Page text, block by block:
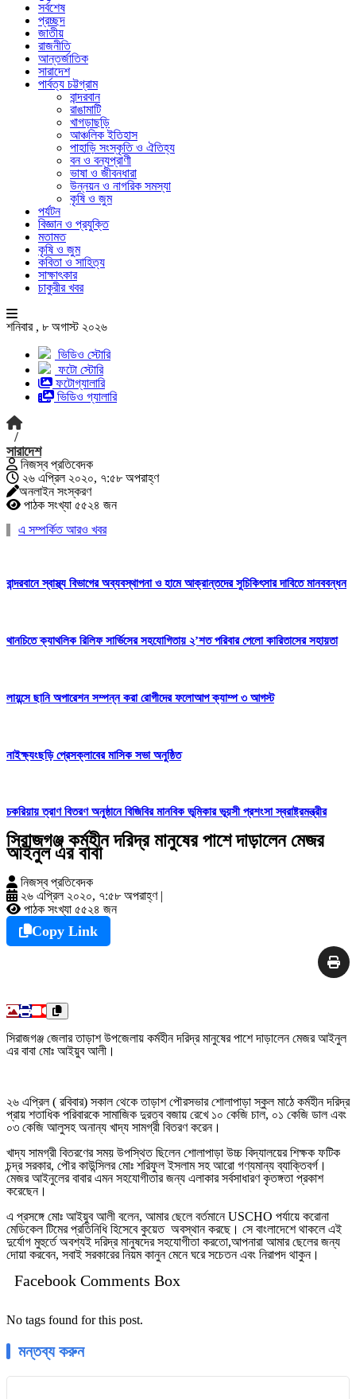
সর্বশেষ
প্রচ্ছদ
জাতীয়
রাজনীতি
আন্তর্জাতিক
সারাদেশ
পার্বত্য চট্টগ্রাম
বান্দরবান
রাঙামাটি
খাগড়াছড়ি
আঞ্চলিক ইতিহাস
পাহাড়ি সংস্কৃতি ও ঐতিহ্য
বন ও বন্যপ্রাণী
ভাষা ও জীবনধারা
উন্নয়ন ও নাগরিক সমস্যা
কৃষি ও জুম
পর্যটন
বিজ্ঞান ও প্রযুক্তি
মতামত
কৃষি ও জুম
কবিতা ও সাহিত্য
সাক্ষাৎকার
চাকুরীর খবর
শনিবার , ৮ অগাস্ট ২০২৬
ভিডিও স্টোরি
ফটো স্টোরি
ফটোগ্যালারি
ভিডিও গ্যালারি
/
সারাদেশ
নিজস্ব প্রতিবেদক
২৬ এপ্রিল ২০২০, ৭:৫৮ অপরাহ্ণ
অনলাইন সংস্করণ
পাঠক সংখ্যা ৫৫২৪ জন
এ সম্পর্কিত আরও খবর
বান্দরবানে স্বাস্থ্য বিভাগের অব্যবস্থাপনা ও হামে আক্রান্তদের সুচিকিৎসার দাবিতে মানববন্ধন
থানচিতে ক্যাথলিক রিলিফ সার্ভিসের সহযোগিতায় ২’শত পরিবার পেলো কারিতাসের সহায়তা
লায়ন্সে ছানি অপারেশন সম্পন্ন করা রোগীদের ফলোআপ ক্যাম্প ৩ আগস্ট
নাইক্ষ্যংছড়ি প্রেসক্লাবের মাসিক সভা অনুষ্ঠিত
চকরিয়ায় ত্রাণ বিতরণ অনুষ্ঠানে বিজিবির মানবিক ভূমিকার ভূয়সী প্রশংসা স্বরাষ্ট্রমন্ত্রীর
সিরাজগঞ্জ কর্মহীন দরিদ্র মানুষের পাশে দাড়ালেন মেজর
আইনুল এর বাবা
নিজস্ব প্রতিবেদক
২৬ এপ্রিল ২০২০, ৭:৫৮ অপরাহ্ণ |
পাঠক সংখ্যা ৫৫২৪ জন
Copy Link
সিরাজগঞ্জ জেলার তাড়াশ উপজেলায় কর্মহীন দরিদ্র মানুষের পাশে দাড়ালেন মেজর আইনুল
এর বাবা মোঃ আইয়ুব আলী।
২৬ এপ্রিল ( রবিবার) সকাল থেকে তাড়াশ পৌরসভার শোলাপাড়া স্কুল মাঠে কর্মহীন দরিদ্র
প্রায় শতাধিক পরিবারকে সামাজিক দুরত্ব বজায় রেখে ১০ কেজি চাল, ০১ কেজি ডাল এবং
০৩ কেজি আলুসহ অনান্য খাদ্য সামগ্রী বিতরণ করেন।
খাদ্য সামগ্রী বিতরণের সময় উপস্থিত ছিলেন শোলাপাড়া উচ্চ বিদ্যালয়ের শিক্ষক ফটিক
চন্দ্র সরকার, পৌর কাউন্সিলর মোঃ শরিফুল ইসলাম সহ আরো গণ্যমান্য ব্যাক্তিবর্গ।
মেজর আইনুলের বাবার এমন সহযোগীতার জন্য এলাকার সর্বসাধারণ কৃতঙ্গতা প্রকাশ
করেছেন।
এ প্রসঙ্গে মোঃ আইয়ুব আলী বলেন, আমার ছেলে বর্তমানে USCHO পর্যায়ে করোনা
মেডিকেল টিমের প্রতিনিধি হিসেবে কুয়েত অবস্থান করছে। সে বাংলাদেশে থাকলে এই
দুর্যোগ মুহুর্তে অবশ্যই দরিদ্র মানুষদের সহযোগীতা করতো,আপনারা আমার ছেলের জন্য
দোয়া করবেন, সবাই সরকারের নিয়ম কানুন মেনে ঘরে সচেতন এবং নিরাপদ থাকুন।
Facebook Comments Box
No tags found for this post.
মন্তব্য করুন